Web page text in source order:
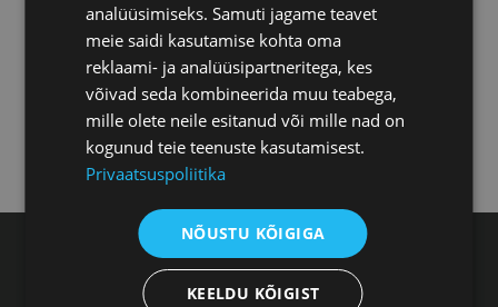
Pärnu office
Jõhvi office
Kuressaare office
Estonian Chamber of Commerce and Industry,
Toom-Kooli 17, 10130 Tallinn
analüüsimiseks. Samuti jagame teavet
meie saidi kasutamise kohta oma
reklaami- ja analüüsipartneritega, kes
võivad seda kombineerida muu teabega,
mille olete neile esitanud või mille nad on
kogunud teie teenuste kasutamisest.
Privaatsuspoliitika
NÕUSTU KÕIGIGA
KEELDU KÕIGIST